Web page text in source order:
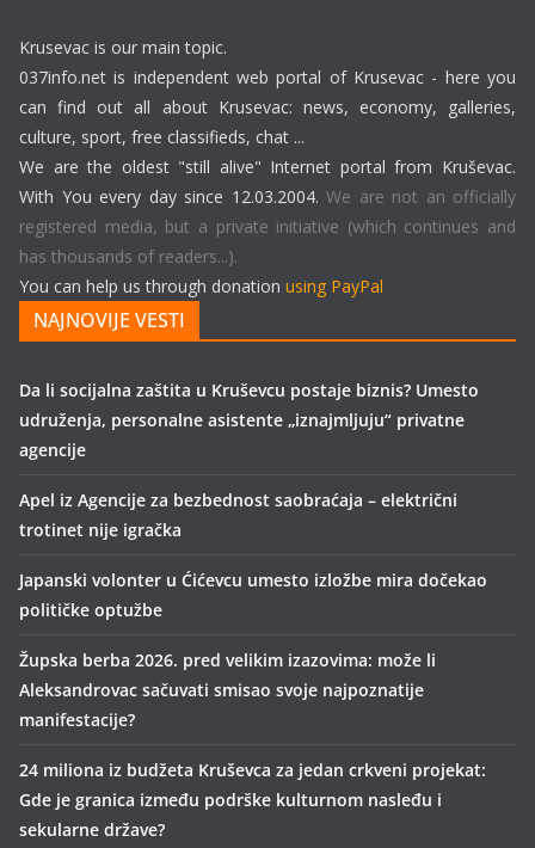
Krusevac is our main topic.
037info.net is independent web portal of Krusevac - here you
can find out all about Krusevac: news, economy, galleries,
culture, sport, free classifieds, chat ...
We are the oldest "still alive" Internet portal from Kruševac.
With You every day since 12.03.2004. We are not an officially
registered media, but a private initiative (which continues and
has thousands of readers...).
You can help us through donation using PayPal
NAJNOVIJE VESTI
Da li socijalna zaštita u Kruševcu postaje biznis? Umesto
udruženja, personalne asistente „iznajmljuju“ privatne
agencije
Apel iz Agencije za bezbednost saobraćaja – električni
trotinet nije igračka
Japanski volonter u Ćićevcu umesto izložbe mira dočekao
političke optužbe
Župska berba 2026. pred velikim izazovima: može li
Aleksandrovac sačuvati smisao svoje najpoznatije
manifestacije?
24 miliona iz budžeta Kruševca za jedan crkveni projekat:
Gde je granica između podrške kulturnom nasleđu i
sekularne države?